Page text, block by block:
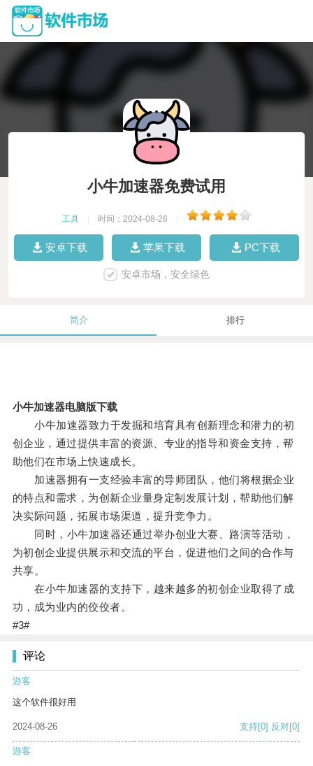
小牛加速器免费试用
工具 时间：2024-08-26
安卓下载 苹果下载 PC下载
安卓市场，安全绿色
简介 排行
小牛加速器电脑版下载
小牛加速器致力于发掘和培育具有创新理念和潜力的初
创企业，通过提供丰富的资源、专业的指导和资金支持，帮
助他们在市场上快速成长。
加速器拥有一支经验丰富的导师团队，他们将根据企业
的特点和需求，为创新企业量身定制发展计划，帮助他们解
决实际问题，拓展市场渠道，提升竞争力。
同时，小牛加速器还通过举办创业大赛、路演等活动，
为初创企业提供展示和交流的平台，促进他们之间的合作与
共享。
在小牛加速器的支持下，越来越多的初创企业取得了成
功，成为业内的佼佼者。
#3#
评论
游客
这个软件很好用
2024-08-26 支持[0] 反对[0]
游客